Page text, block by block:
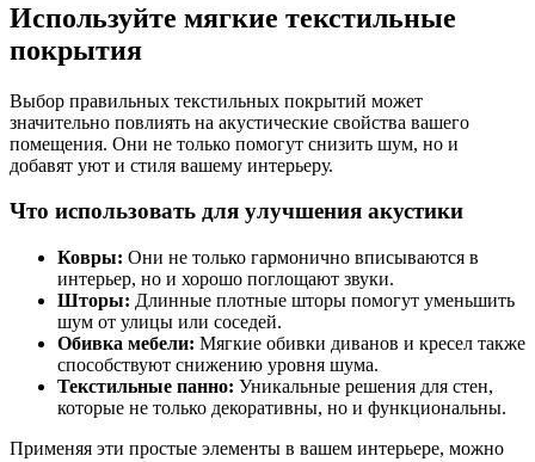
Используйте мягкие текстильные
покрытия
Выбор правильных текстильных покрытий может
значительно повлиять на акустические свойства вашего
помещения. Они не только помогут снизить шум, но и
добавят уют и стиля вашему интерьеру.
Что использовать для улучшения акустики
Ковры: Они не только гармонично вписываются в
интерьер, но и хорошо поглощают звуки.
Шторы: Длинные плотные шторы помогут уменьшить
шум от улицы или соседей.
Обивка мебели: Мягкие обивки диванов и кресел также
способствуют снижению уровня шума.
Текстильные панно: Уникальные решения для стен,
которые не только декоративны, но и функциональны.
Применяя эти простые элементы в вашем интерьере, можно